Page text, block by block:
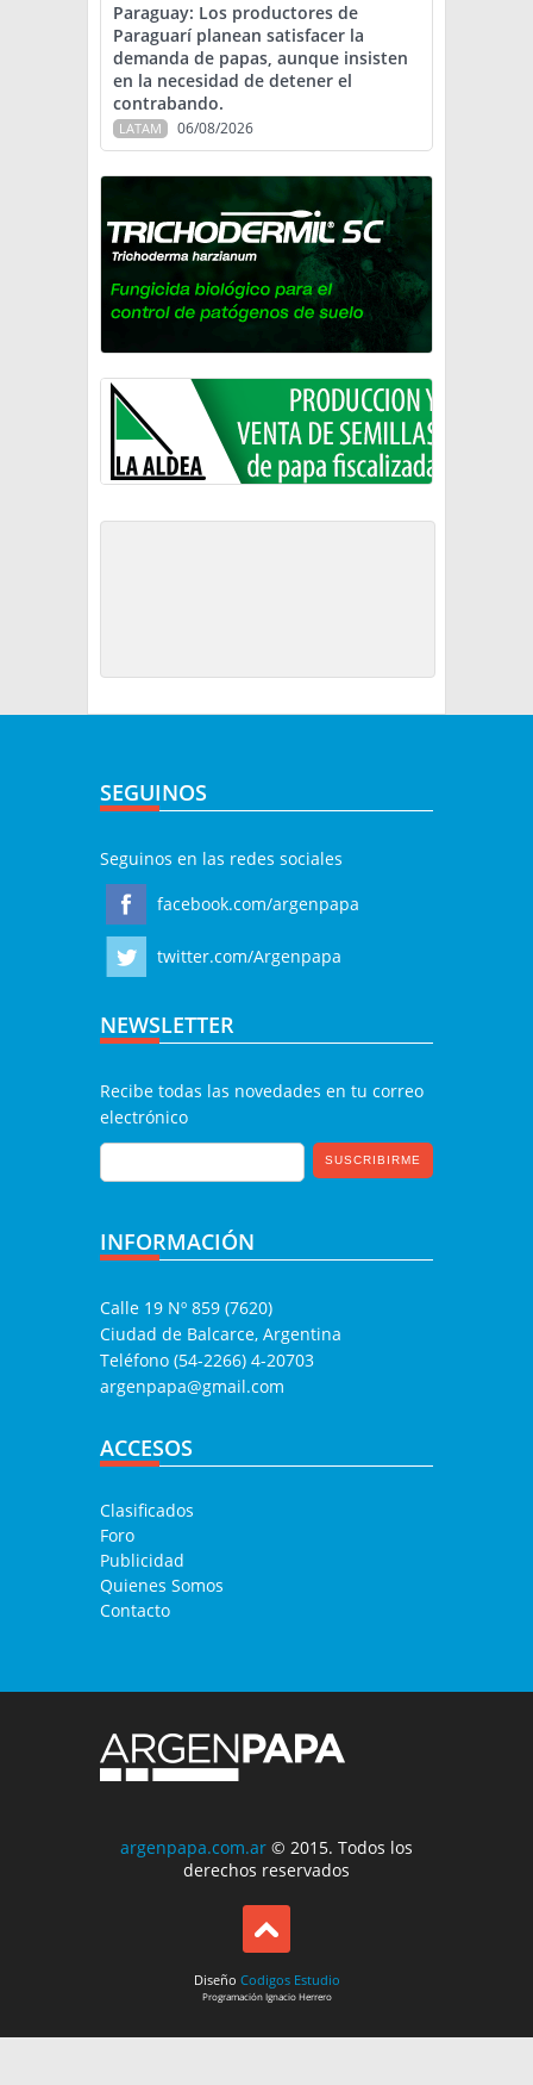
Paraguay: Los productores de
Paraguarí planean satisfacer la
demanda de papas, aunque insisten
en la necesidad de detener el
contrabando.
LATAM 06/08/2026
SEGUINOS
Seguinos en las redes sociales
facebook.com/argenpapa
twitter.com/Argenpapa
NEWSLETTER
Recibe todas las novedades en tu correo
electrónico
INFORMACIÓN
Calle 19 Nº 859 (7620)
Ciudad de Balcarce, Argentina
Teléfono (54-2266) 4-20703
argenpapa@gmail.com
ACCESOS
Clasificados
Foro
Publicidad
Quienes Somos
Contacto
argenpapa.com.ar © 2015. Todos los
derechos reservados
Diseño Codigos Estudio
ProgramaciónIgnacio Herrero